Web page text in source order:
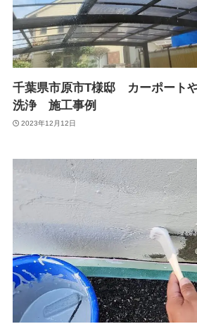
千葉県市原市T様邸 カーポート
洗浄 施工事例
2023年12月12日